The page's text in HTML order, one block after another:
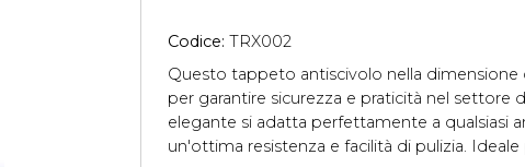
Codice: TRX002
Questo tappeto antiscivolo nella dimensione
per garantire sicurezza e praticità nel settore
elegante si adatta perfettamente a qualsiasi
un'ottima resistenza e facilità di pulizia. Ideale